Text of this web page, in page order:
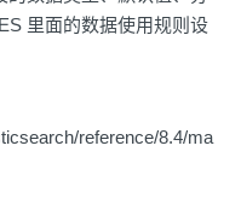
里面的数据使用规则设
reference/8.4/ma